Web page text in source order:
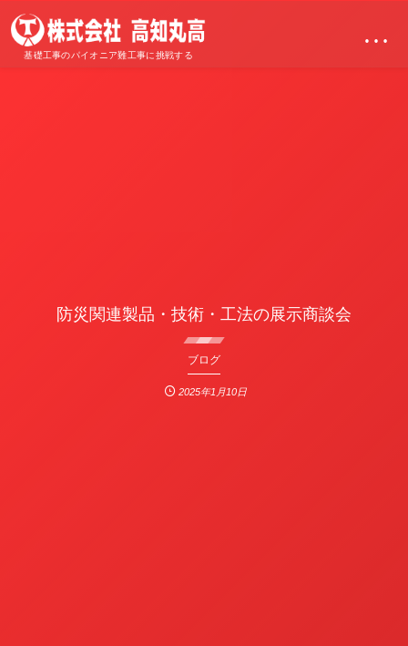
基礎工事のパイオニア難工事に挑戦する
…
防災関連製品・技術・工法の展示商談会
ブログ
2025年1月10日